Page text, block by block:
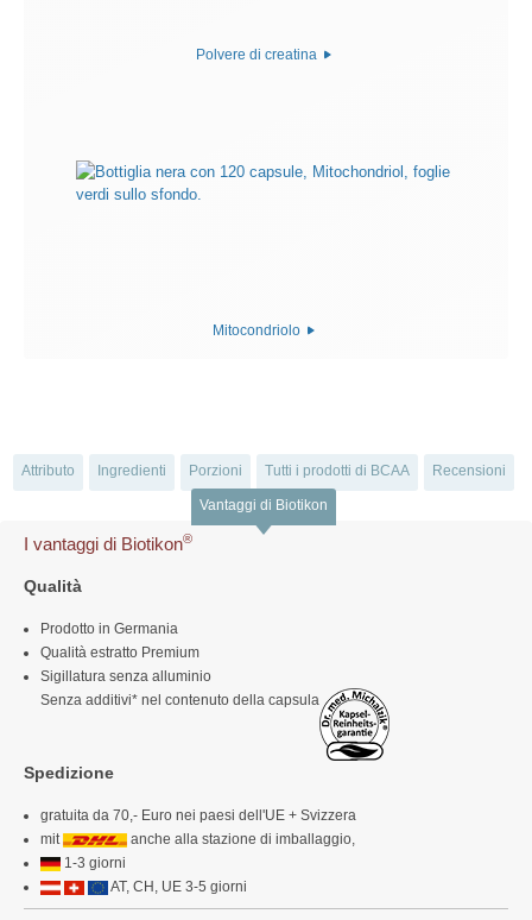
Polvere di creatina
Mitocondriolo
Attributo Ingredienti Porzioni Tutti i prodotti di BCAA Recensioni
Vantaggi di Biotikon
I vantaggi di Biotikon®
Qualità
Prodotto in Germania
Qualità estratto Premium
Sigillatura senza alluminio
Senza additivi* nel contenuto della capsula
Spedizione
gratuita da 70,- Euro nei paesi dell'UE + Svizzera
mit
anche alla stazione di imballaggio,
1-3 giorni
AT, CH, UE 3-5 giorni